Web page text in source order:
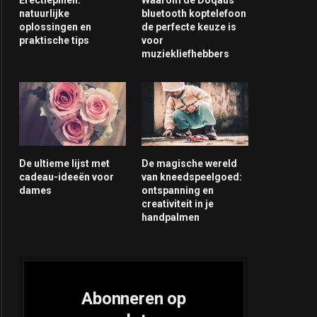
natuurlijke
oplossingen en
praktische tips
bluetooth koptelefoon
de perfecte keuze is
voor
muziekliefhebbers
De ultieme lijst met
cadeau-ideeën voor
dames
De magische wereld
van kneedspeelgoed:
ontspanning en
creativiteit in je
handpalmen
Abonneren op